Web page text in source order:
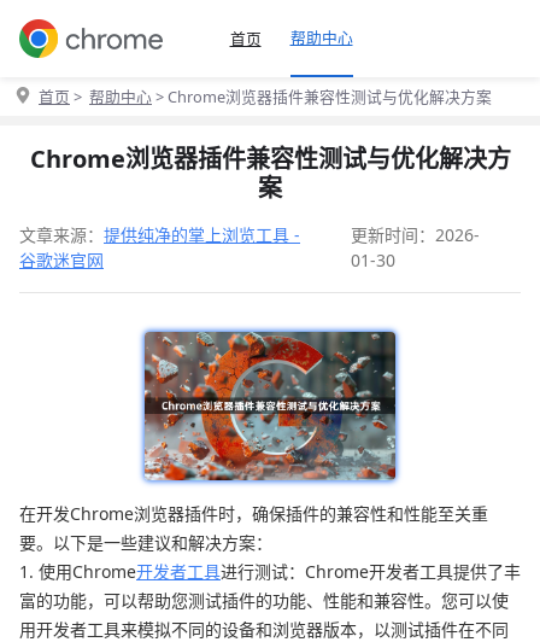
首页 帮助中心
首页 > 帮助中心> Chrome浏览器插件兼容性测试与优化解决方案
Chrome浏览器插件兼容性测试与优化解决方
案
文章来源： 提供纯净的掌上浏览工具 -
谷歌迷官网
更新时间：2026-
01-30
在开发Chrome浏览器插件时，确保插件的兼容性和性能至关重
要。以下是一些建议和解决方案：
1. 使用Chrome开发者工具进行测试：Chrome开发者工具提供了丰
富的功能，可以帮助您测试插件的功能、性能和兼容性。您可以使
用开发者工具来模拟不同的设备和浏览器版本，以测试插件在不同